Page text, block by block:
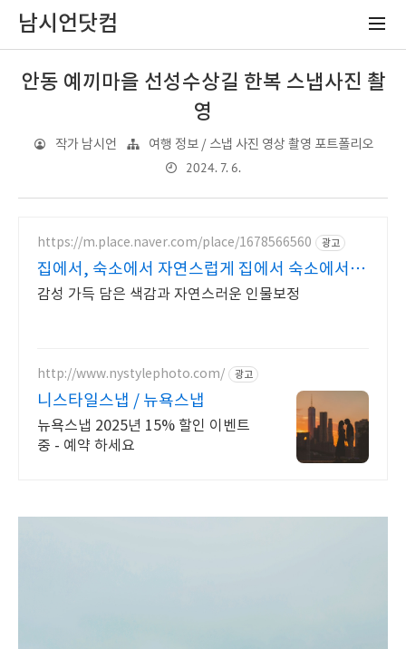
남시언닷컴
안동 예끼마을 선성수상길 한복 스냅사진 촬
영
작가 남시언 여행 정보 / 스냅 사진 영상 촬영 포트폴리오
2024. 7. 6.
https://m.place.naver.com/place/1678566560 광고
집에서, 숙소에서 자연스럽게 집에서 숙소에서 자
연스럽게
감성 가득 담은 색감과 자연스러운 인물보정
http://www.nystylephoto.com/ 광고
니스타일스냅 / 뉴욕스냅
뉴욕스냅 2025년 15% 할인 이벤트
중 - 예약 하세요